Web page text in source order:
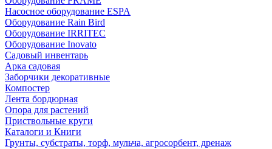
Насосное оборудование ESPA
Оборудование Rain Bird
Оборудование IRRITEC
Оборудование Inovato
Садовый инвентарь
Арка садовая
Заборчики декоративные
Компостер
Лента бордюрная
Опора для растений
Приствольные круги
Каталоги и Книги
Грунты, субстраты, торф, мульча, агросорбент, дренаж